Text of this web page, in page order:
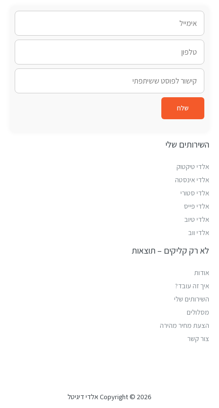
שלח
השירותים שלי
אלדי טיקטוק
אלדי אינסטה
אלדי סטורי
אלדי פייס
אלדי טיוב
אלדי ווב
לא רק קליקים – תוצאות
אודות
איך זה עובד?
השירותים שלי
מסלולים
הצעת מחיר מהירה
צור קשר
Copyright © 2026 אלדי דיגיטל